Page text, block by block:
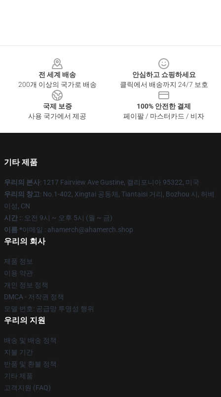
전 세계 배송
200개 이상의 국가로 배송
안심하고 쇼핑하세요
클릭에서 배송까지 24/7 보호
국제 보증
사용 국가에서 제공
100% 안전한 결제
페이팔 / 마스터카드 / 비자
기타 제품
우리의 본사: 1217 Fairview Ave Gustine, 캘리포니아 95322, 미국
우리의 창고: No.1-402, Xingtai 공동체, Tiantaisi 거리, Bozhou 시, 허베
이성, CN
시간 :: 오전 9시 ~ 오후 5시 (월 ~ 금)
이름 *이메일 : ahamerch@ahamerch.shop
우리의 회사
제품 정보
이용 약관
개인 정보 정책
DMCA - 저작권 정책
모델 번호: 공급망 투명성 행위
우리의 지원
배송 및 배송 정책
지불 기간
반품 및 환불 정책
기타 제품
고객지원 (FAQ)